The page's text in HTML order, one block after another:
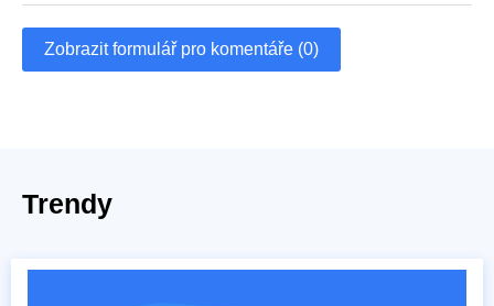
Zobrazit formulář pro komentáře (0)
Trendy